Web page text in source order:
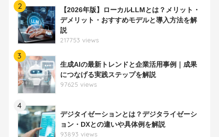
2
【2026年版】ローカルLLMとは？メリット・
デメリット・おすすめモデルと導入方法を解
説
217753 views
3
生成AIの最新トレンドと企業活用事例｜成果
につなげる実践ステップを解説
97625 views
4
デジタイゼーションとは？デジタライゼーシ
ョン・DXとの違いや具体例を解説
93893 views